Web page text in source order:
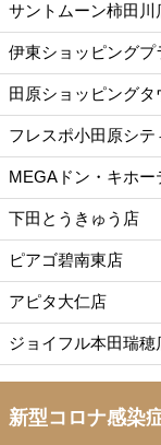
サントムーン柿田川
伊東ショッピングプ
田原ショッピングタ
フレスポ小田原シテ
MEGAドン・キホ
下田とうきゅう店
ピアゴ碧南東店
アピタ大仁店
ジョイフル本田瑞穂
新型コロナ感染